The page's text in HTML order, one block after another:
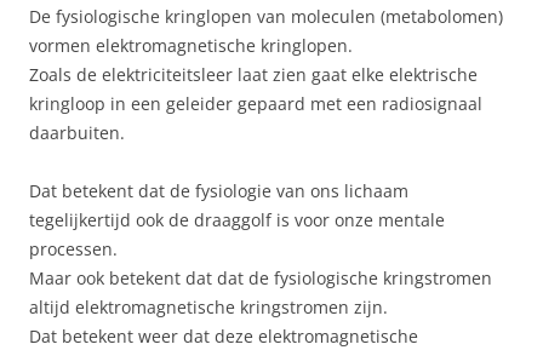
De fysiologische kringlopen van moleculen (metabolomen)
vormen elektromagnetische kringlopen.
Zoals de elektriciteitsleer laat zien gaat elke elektrische
kringloop in een geleider gepaard met een radiosignaal
daarbuiten.
Dat betekent dat de fysiologie van ons lichaam
tegelijkertijd ook de draaggolf is voor onze mentale
processen.
Maar ook betekent dat dat de fysiologische kringstromen
altijd elektromagnetische kringstromen zijn.
Dat betekent weer dat deze elektromagnetische